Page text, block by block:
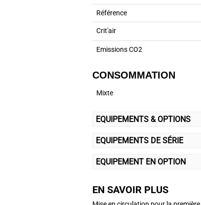
Référence
Crit'air
Emissions CO2
CONSOMMATION
Mixte
EQUIPEMENTS & OPTIONS
EQUIPEMENTS DE SÉRIE
EQUIPEMENT EN OPTION
EN SAVOIR PLUS